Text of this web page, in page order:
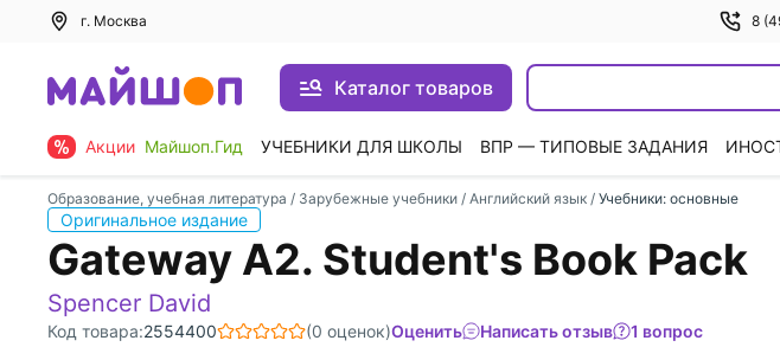
г. Москва 8
Каталог товаров
Акции Майшоп.Гид УЧЕБНИКИ ДЛЯ ШКОЛЫ ВПР — ТИПОВЫЕ ЗАДАНИЯ
Образование, учебная литература / Зарубежные учебники / Английский язык / Учебники: основные
Оригинальное издание
Gateway A2. Student's Book Pack
Spencer David
Код товара:2554400 (0 оценок)Оценить Написать отзыв 1 вопрос